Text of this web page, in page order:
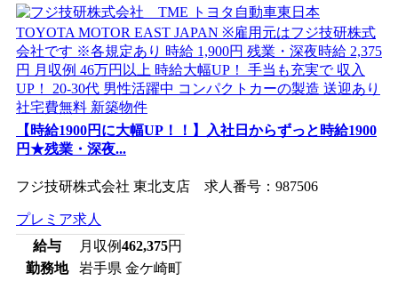
【時給1900円に大幅UP！！】入社日からずっと時給1900
円★残業・深夜...
フジ技研株式会社 東北支店 求人番号：987506
プレミア求人
給与
月収例462,375円
勤務地
岩手県 金ケ崎町